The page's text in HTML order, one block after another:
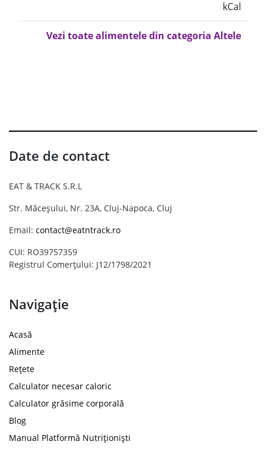
kCal
Vezi toate alimentele din categoria Altele
Date de contact
EAT & TRACK S.R.L
Str. Măceșului, Nr. 23A, Cluj-Napoca, Cluj
Email: contact@eatntrack.ro
CUI: RO39757359
Registrul Comerțului: J12/1798/2021
Navigație
Acasă
Alimente
Rețete
Calculator necesar caloric
Calculator grăsime corporală
Blog
Manual Platformă Nutriționiști